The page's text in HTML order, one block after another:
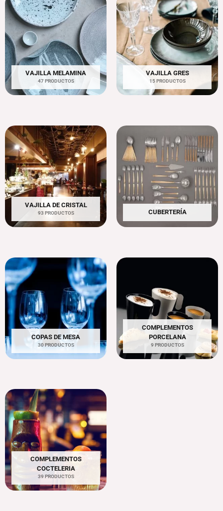
VAJILLA MELAMINA
47 PRODUCTOS
VAJILLA GRES
15 PRODUCTOS
VAJILLA DE CRISTAL
93 PRODUCTOS CUBERTERÍA
COPAS DE MESA
30 PRODUCTOS
COMPLEMENTOS
PORCELANA
9 PRODUCTOS
COMPLEMENTOS
COCTELERIA
39 PRODUCTOS